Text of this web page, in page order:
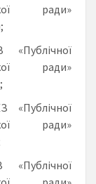
ради»
«Публічної
ради»
«Публічної
ради»
«Публічної